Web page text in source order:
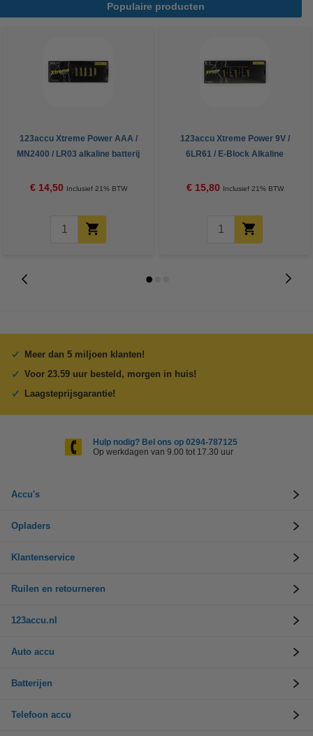
Populaire producten
123accu Xtreme Power AAA /
MN2400 / LR03 alkaline batterij
€ 14,50 Inclusief 21% BTW
123accu Xtreme Power 9V /
6LR61 / E-Block Alkaline
€ 15,80 Inclusief 21% BTW
Meer dan 5 miljoen klanten!
Voor 23.59 uur besteld, morgen in huis!
Laagsteprijsgarantie!
Hulp nodig? Bel ons op 0294-787125
Op werkdagen van 9.00 tot 17.30 uur
Accu's
Opladers
Klantenservice
Ruilen en retourneren
123accu.nl
Auto accu
Batterijen
Telefoon accu